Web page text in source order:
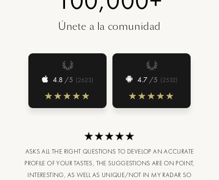
Únete a la comunidad
4.8 /5 (2623) 4.7 /5 (2532)
ASKS ALL THE RIGHT QUESTIONS TO DEVELOP AN ACCURATE
PROFILE OF YOUR TASTES, THE SUGGESTIONS ARE ON POINT,
INTERESTING, AS WELL AS UNIQUE/NOT IN MY RADAR SO